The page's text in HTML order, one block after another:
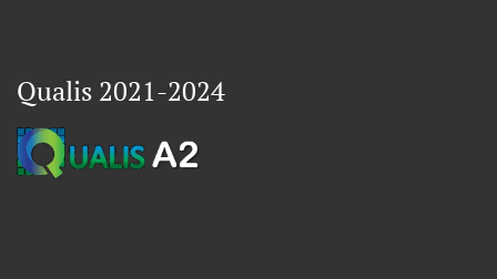
Qualis 2021-2024